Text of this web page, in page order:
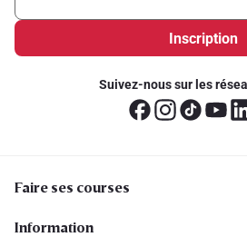
Inscription
Suivez-nous sur les
Faire ses courses
Information